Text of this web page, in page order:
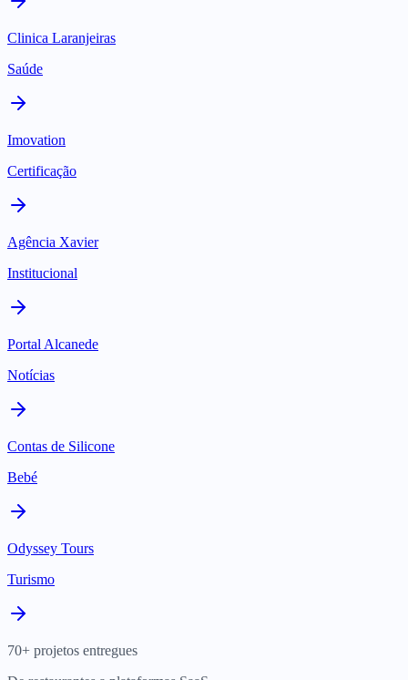
Clinica Laranjeiras
Saúde
Imovation
Certificação
Agência Xavier
Institucional
Portal Alcanede
Notícias
Contas de Silicone
Bebé
Odyssey Tours
Turismo
70+ projetos entregues